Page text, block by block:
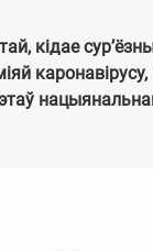
кідае
нацыянальнай